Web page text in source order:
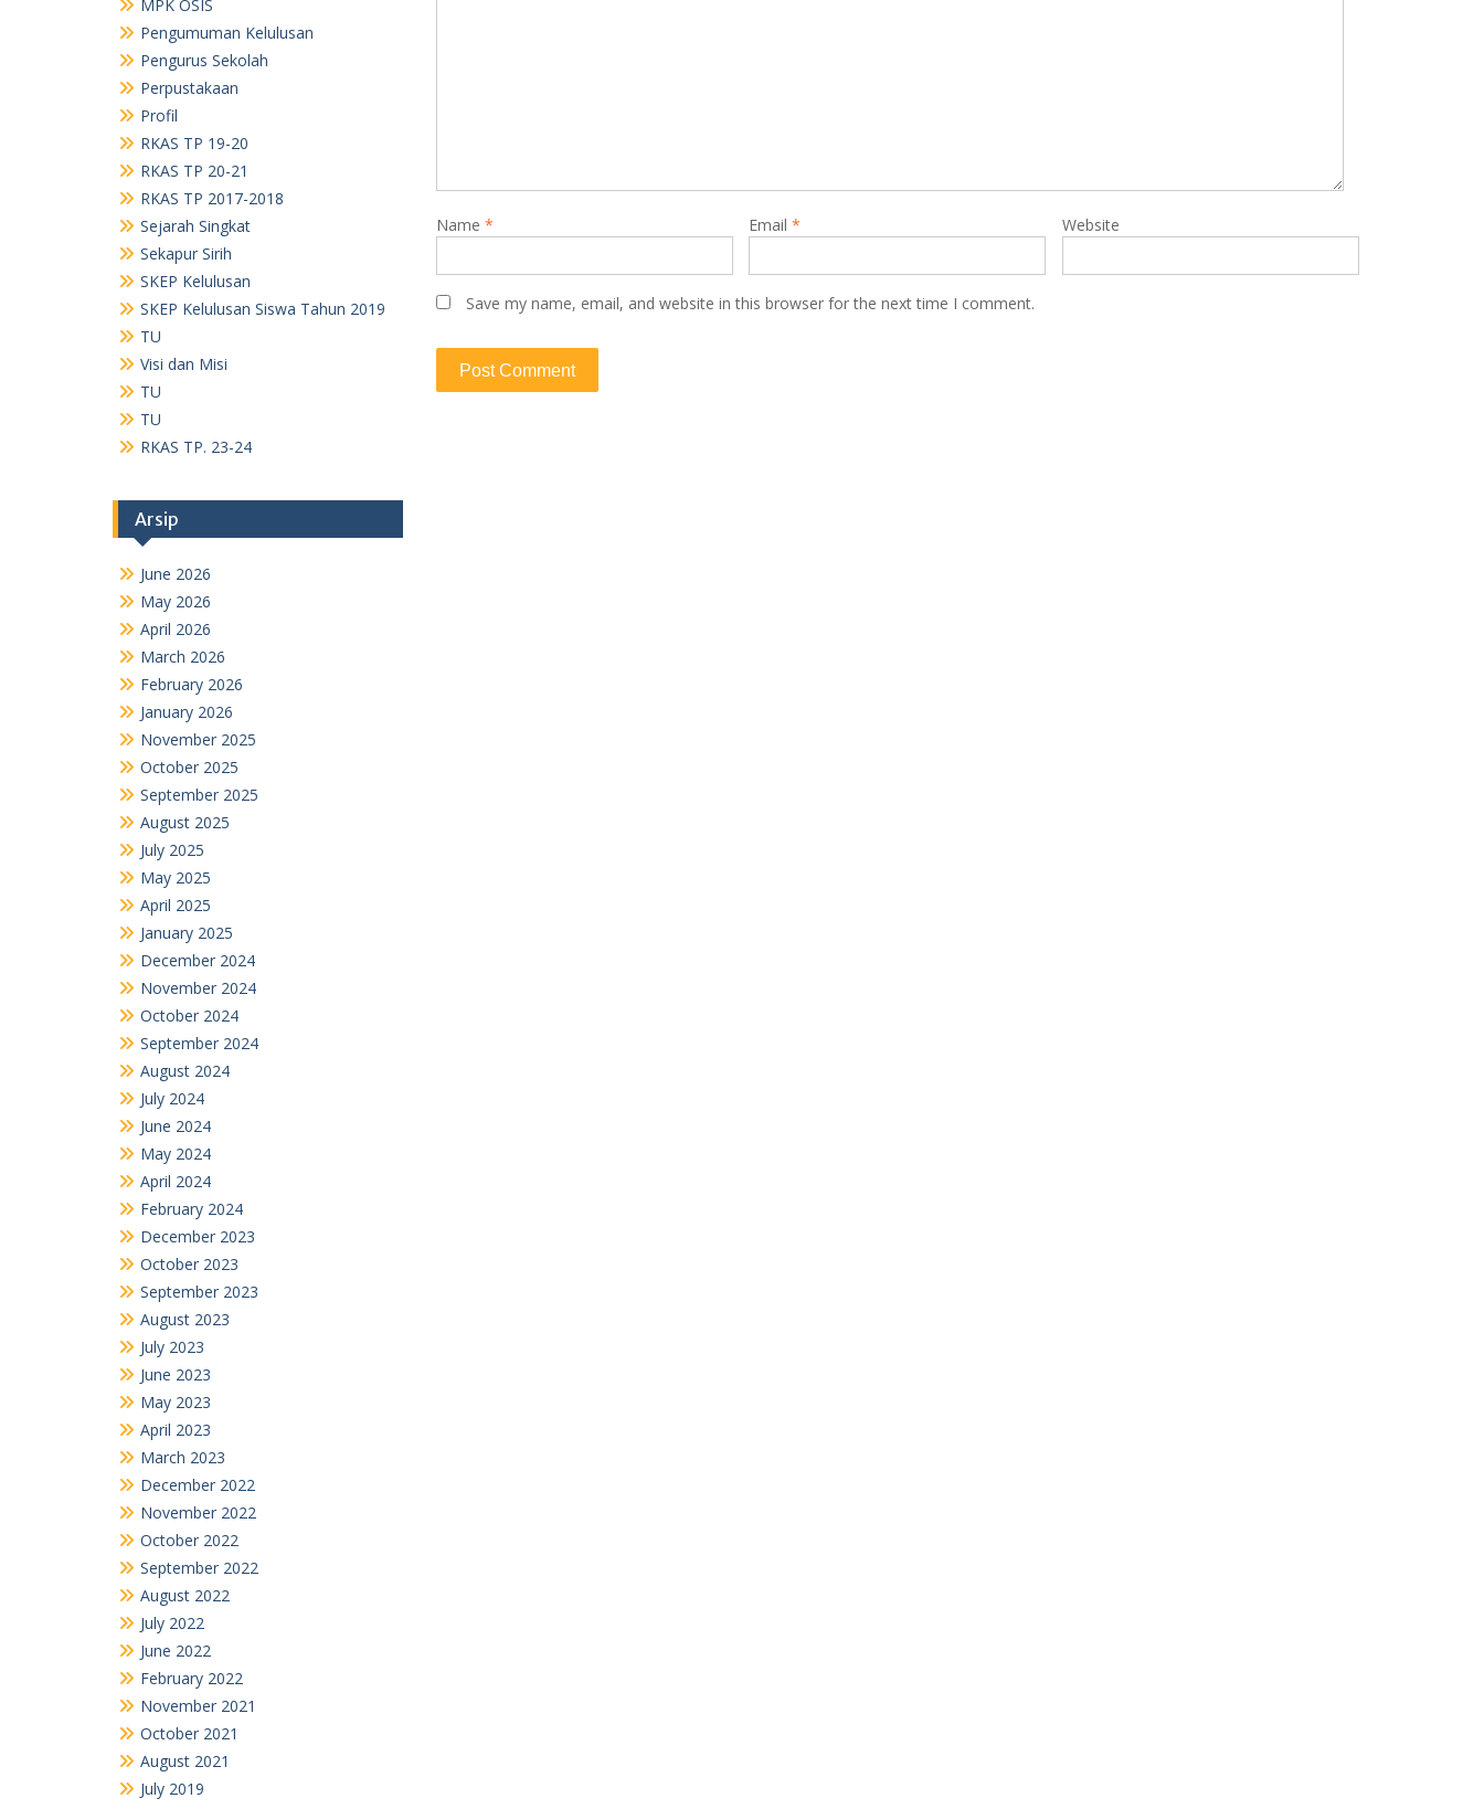
Name * Email* Website
Save my name, email, and website in this browser for the next time I comment.
RKAS TP 2017-2018
Sejarah Singkat
Sekapur Sirih
SKEP Kelulusan
TU
RKAS TP. 23-24
Arsip
June 2026
May 2026
April 2026
February 2026
January 2026
October 2025
September 2025
August 2025
July 2025
May 2025
April 2025
January 2025
December 2024
November 2024
October 2024
September 2024
August 2024
July 2024
June 2024
May 2024
April 2024
February 2024
December 2023
October 2023
September 2023
August 2023
July 2023
June 2023
May 2023
April 2023
March 2023
December 2022
November 2022
October 2022
September 2022
August 2022
July 2022
June 2022
February 2022
November 2021
October 2021
August 2021
July 2019
June 2019
July 2018
February 2018
Search
for: